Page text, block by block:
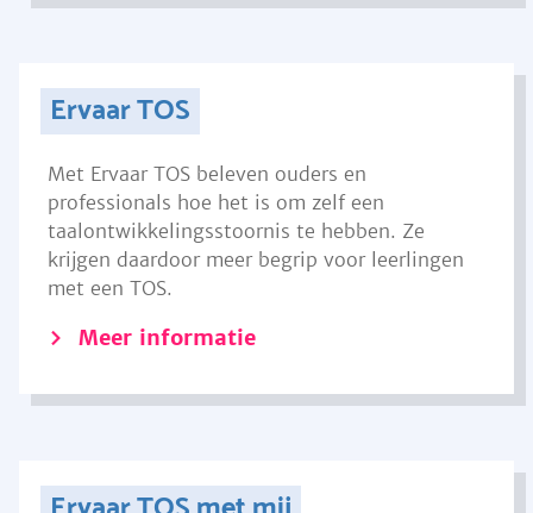
Ervaar TOS
Met Ervaar TOS beleven ouders en
professionals hoe het is om zelf een
taalontwikkelingsstoornis te hebben. Ze
krijgen daardoor meer begrip voor leerlingen
met een TOS.
Meer informatie